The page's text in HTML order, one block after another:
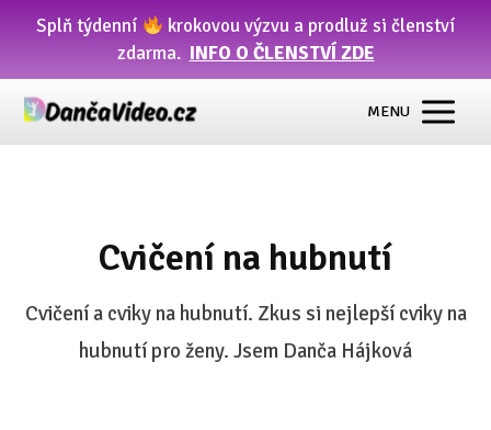
Splň týdenní
krokovou výzvu a prodluž si členství
zdarma. INFO O ČLENSTVÍ ZDE
MENU
Cvičení na hubnutí
Cvičení a cviky na hubnutí. Zkus si nejlepší cviky na
hubnutí pro ženy. Jsem Danča Hájková